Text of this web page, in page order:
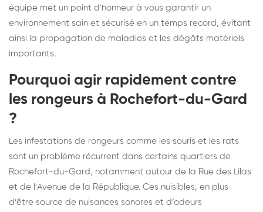
équipe met un point d'honneur à vous garantir un
environnement sain et sécurisé en un temps record, évitant
ainsi la propagation de maladies et les dégâts matériels
importants.
Pourquoi agir rapidement contre
les rongeurs à Rochefort-du-Gard
?
Les infestations de rongeurs comme les souris et les rats
sont un problème récurrent dans certains quartiers de
Rochefort-du-Gard, notamment autour de la Rue des Lilas
et de l'Avenue de la République. Ces nuisibles, en plus
d’être source de nuisances sonores et d’odeurs